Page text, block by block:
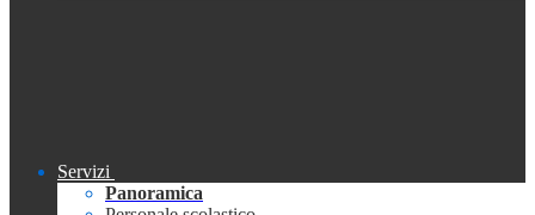
Servizi
Panoramica